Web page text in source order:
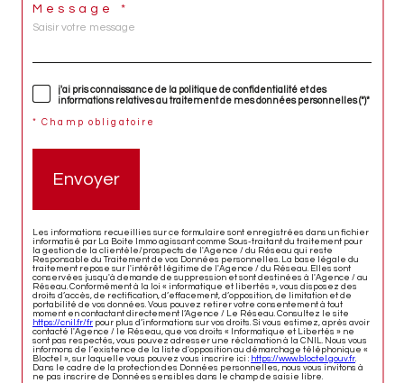
Message *
j'ai pris connaissance de la politique de confidentialité et des
informations relatives au traitement de mes données personnelles (*)*
* Champ obligatoire
Envoyer
Les informations recueillies sur ce formulaire sont enregistrées dans un fichier
informatisé par La Boite Immo agissant comme Sous-traitant du traitement pour
la gestion de la clientèle/prospects de l'Agence / du Réseau qui reste
Responsable du Traitement de vos Données personnelles. La base légale du
traitement repose sur l'intérêt légitime de l'Agence / du Réseau. Elles sont
conservées jusqu'à demande de suppression et sont destinées à l'Agence / au
Réseau. Conformément à la loi « informatique et libertés », vous disposez des
droits d’accès, de rectification, d’effacement, d’opposition, de limitation et de
portabilité de vos données. Vous pouvez retirer votre consentement à tout
moment en contactant directement l’Agence / Le Réseau. Consultez le site
https://cnil.fr/fr pour plus d’informations sur vos droits. Si vous estimez, après avoir
contacté l'Agence / le Réseau, que vos droits « Informatique et Libertés » ne
sont pas respectés, vous pouvez adresser une réclamation à la CNIL. Nous vous
informons de l’existence de la liste d'opposition au démarchage téléphonique «
Bloctel », sur laquelle vous pouvez vous inscrire ici : https://www.bloctel.gouv.fr
Dans le cadre de la protection des Données personnelles, nous vous invitons à
ne pas inscrire de Données sensibles dans le champ de saisie libre.